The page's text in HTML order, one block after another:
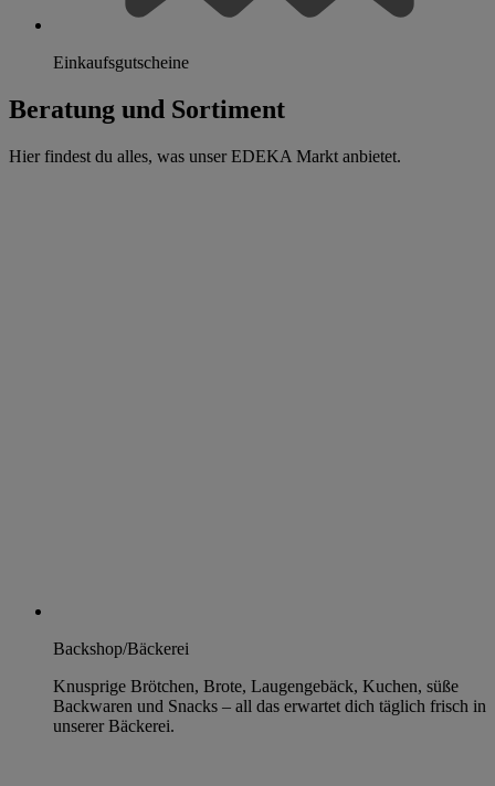
Einkaufsgutscheine
Beratung und Sortiment
Hier findest du alles, was unser EDEKA Markt anbietet.
Backshop/Bäckerei
Knusprige Brötchen, Brote, Laugengebäck, Kuchen, süße
Backwaren und Snacks – all das erwartet dich täglich frisch in
unserer Bäckerei.